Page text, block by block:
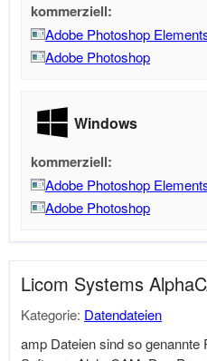
kommerziell:
Adobe Photoshop
Adobe Photoshop
Windows
kommerziell:
Adobe Photoshop
Adobe Photoshop
Licom Systems
Kategorie: Datendateien
amp Dateien sind so